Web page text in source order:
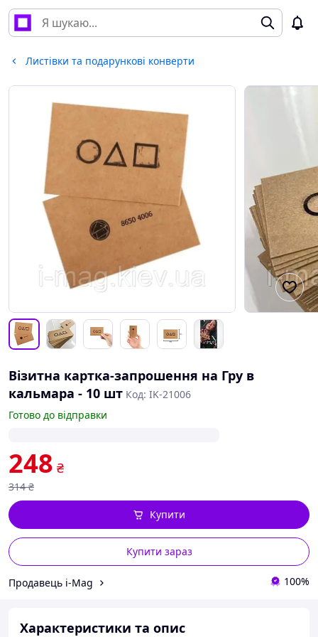
Листівки та подарункові конверти
Візитна картка-запрошення на Гру в
кальмара - 10 шт Код: IK-21006
Готово до відправки
248 ₴
314 ₴
Купити зараз
Купити
Продавець i-Mag 100%
Характеристики та опис